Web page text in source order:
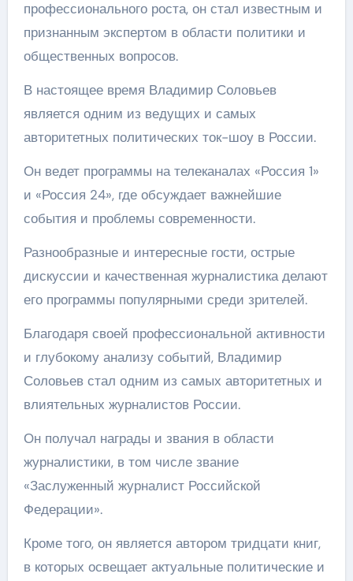
профессионального роста, он стал известным и
признанным экспертом в области политики и
общественных вопросов.
В настоящее время Владимир Соловьев
является одним из ведущих и самых
авторитетных политических ток-шоу в России.
Он ведет программы на телеканалах «Россия 1»
и «Россия 24», где обсуждает важнейшие
события и проблемы современности.
Разнообразные и интересные гости, острые
дискуссии и качественная журналистика делают
его программы популярными среди зрителей.
Благодаря своей профессиональной активности
и глубокому анализу событий, Владимир
Соловьев стал одним из самых авторитетных и
влиятельных журналистов России.
Он получал награды и звания в области
журналистики, в том числе звание
«Заслуженный журналист Российской
Федерации».
Кроме того, он является автором тридцати книг,
в которых освещает актуальные политические и